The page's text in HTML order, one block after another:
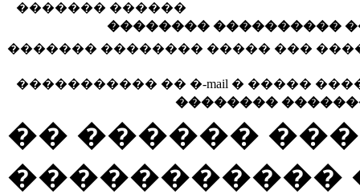
������� ������
�������� ����������
������� �������� ����� ���
����������� �� �-mail � �����
��������
�� ������
�����������